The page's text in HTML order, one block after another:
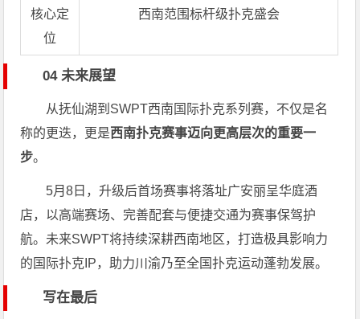
核心定
位
西南范围标杆级扑克盛会
04 未来展望
从抚仙湖到SWPT西南国际扑克系列赛，不仅是名
称的更迭，更是西南扑克赛事迈向更高层次的重要一
步。
5月8日，升级后首场赛事将落址广安丽呈华庭酒
店，以高端赛场、完善配套与便捷交通为赛事保驾护
航。未来SWPT将持续深耕西南地区，打造极具影响力
的国际扑克IP，助力川渝乃至全国扑克运动蓬勃发展。
写在最后